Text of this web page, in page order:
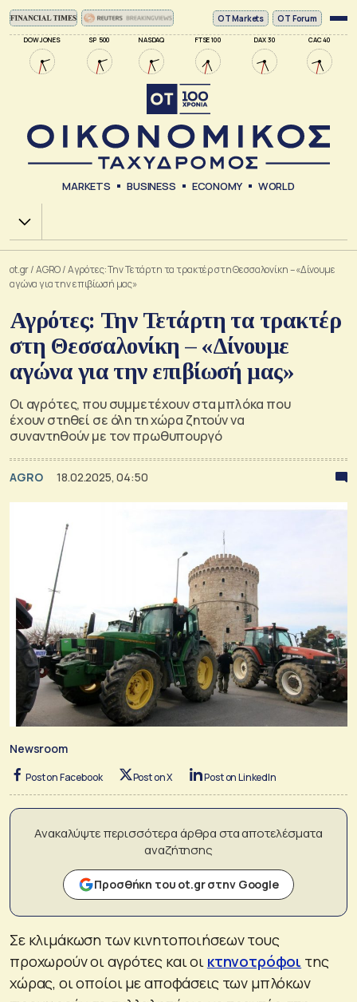
DOW JONES SP 500 NASDAQ FTSE 100 DAX 30 CAC 40
ΟΤ Markets OT Forum
MARKETS BUSINESS ECONOMY WORLD
Χ.Α.
ot.gr/AGRO/Αγρότες: Την Τετάρτη τα τρακτέρ στη Θεσσαλονίκη – «Δίνουμε
αγώνα για την επιβίωσή μας»
Αγρότες: Την Τετάρτη τα τρακτέρ
στη Θεσσαλονίκη – «Δίνουμε
αγώνα για την επιβίωσή μας»
Οι αγρότες, που συμμετέχουν στα μπλόκα που
έχουν στηθεί σε όλη τη χώρα ζητούν να
συναντηθούν με τον πρωθυπουργό
AGRO 18.02.2025, 04:50
Newsroom
Post on Facebook Post on X Post on LinkedIn
Ανακαλύψτε περισσότερα άρθρα στα αποτελέσματα
αναζήτησης
Προσθήκη του ot.gr στην Google
Σε κλιμάκωση των κινητοποιήσεων τους
προχωρούν οι αγρότες και οι κτηνοτρόφοι της
χώρας, οι οποίοι με αποφάσεις των μπλόκων